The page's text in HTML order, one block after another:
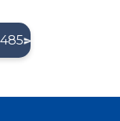
85